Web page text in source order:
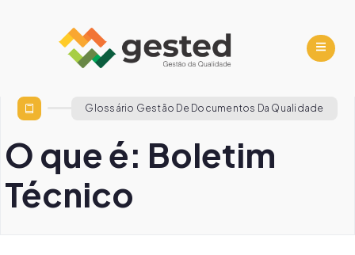
Glossário Gestão De Documentos Da Qualidade
O que é: Boletim
Técnico